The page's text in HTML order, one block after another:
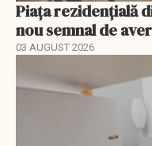
Piața rezidențială
nou semnal de
03 AUGUST 2026